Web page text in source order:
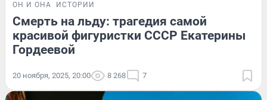
ОН И ОНА ИСТОРИИ
Смерть на льду: трагедия самой
красивой фигуристки СССР Екатерины
Гордеевой
20 ноября, 2025, 20:00 8 268 7